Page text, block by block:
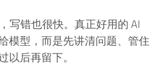
写错也很快。真正好用的 AI
模型，而是先讲清问题、管住
以后再留下。